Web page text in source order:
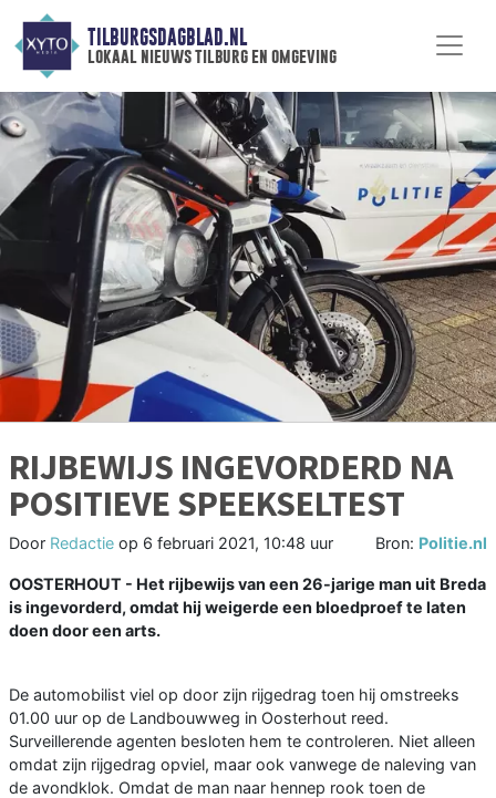
TILBURGSDAGBLAD.NL
lokaal nieuws tilburg en omgeving
RIJBEWIJS INGEVORDERD NA
POSITIEVE SPEEKSELTEST
Door Redactie op 6 februari 2021, 10:48 uur Bron: Politie.nl
OOSTERHOUT - Het rijbewijs van een 26-jarige man uit Breda
is ingevorderd, omdat hij weigerde een bloedproef te laten
doen door een arts.
De automobilist viel op door zijn rijgedrag toen hij omstreeks
01.00 uur op de Landbouwweg in Oosterhout reed.
Surveillerende agenten besloten hem te controleren. Niet alleen
omdat zijn rijgedrag opviel, maar ook vanwege de naleving van
de avondklok. Omdat de man naar hennep rook toen de